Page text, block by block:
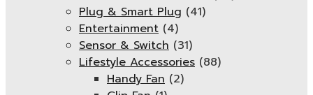
Plug & Smart Plug (41)
Entertainment (4)
Sensor & Switch (31)
Lifestyle Accessories (88)
Handy Fan (2)